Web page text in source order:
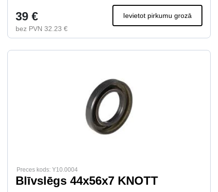
39 €
bez PVN 32.23 €
Ievietot pirkumu grozā
Preces kods: Y10.0004
Blīvslēgs 44x56x7 KNOTT